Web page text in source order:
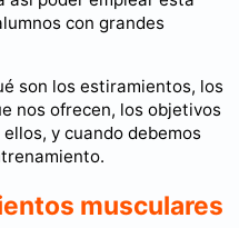
con grandes
son los estiramientos, los
nos ofrecen, los objetivos
y cuando debemos
musculares